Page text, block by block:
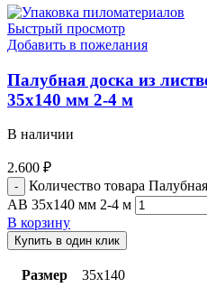
Быстрый просмотр
Добавить в пожелания
Палубная доска из
35х140 мм 2-4 м
В наличии
2.600 ₽
Количество товара
АВ 35х140 мм 2-4 м
В корзину
Купить в один клик
Размер 35х140